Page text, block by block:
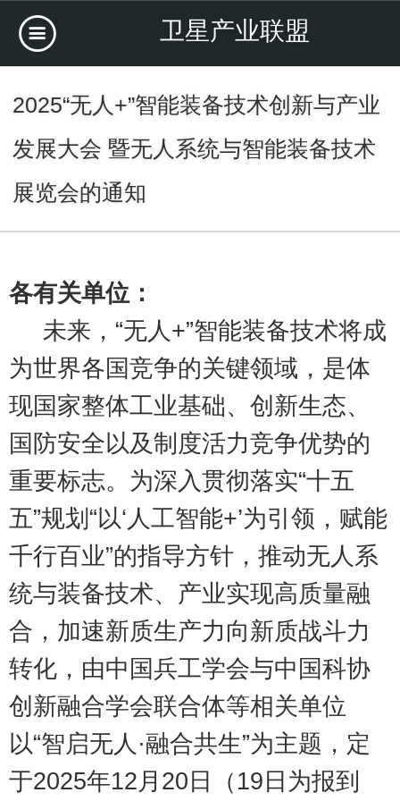
卫星产业联盟
2025“无人+”智能装备技术创新与产业
发展大会 暨无人系统与智能装备技术
展览会的通知
各有关单位 ：
未来，“无人+”智能装备技术将成
为世界各国竞争的关键领域，是体
现国家整体工业基础、创新生态、
国防安全以及制度活力竞争优势的
重要标志。为深入贯彻落实“十五
五”规划“以‘ 人工智能+’为引领，赋能
千行百业”的指导方针，推动无人系
统与装备技术、产业实现高质量融
合，加速新质生产力向新质战斗力
转化，由中国兵工学会与中国科协
创新融合学会联合体等相关单位
以“智启无人·融合共生”为主题，定
于2025年12月20日
（ 19日为报到